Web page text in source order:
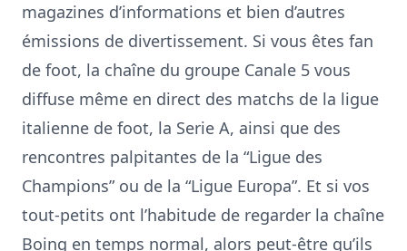
magazines d’informations et bien d’autres
émissions de divertissement. Si vous êtes fan
de foot, la chaîne du groupe Canale 5 vous
diffuse même en direct des matchs de la ligue
italienne de foot, la Serie A, ainsi que des
rencontres palpitantes de la “Ligue des
Champions” ou de la “Ligue Europa”. Et si vos
tout-petits ont l’habitude de regarder la chaîne
Boing en temps normal, alors peut-être qu’ils